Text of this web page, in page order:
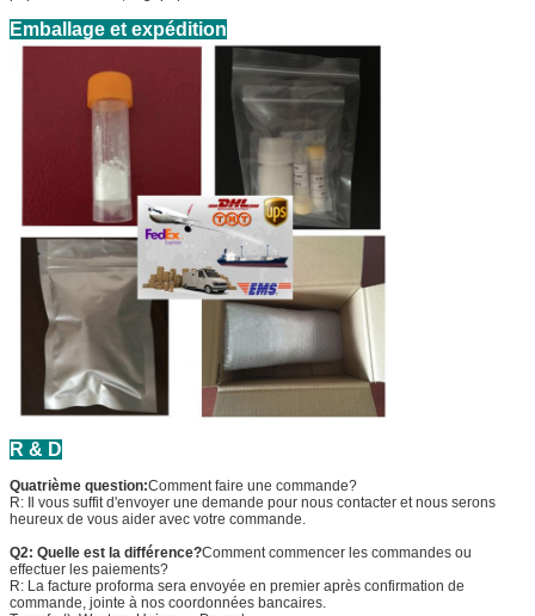
Emballage et expédition
R & D
Quatrième question:Comment faire une commande?
R: Il vous suffit d'envoyer une demande pour nous contacter et nous serons
heureux de vous aider avec votre commande.
Q2: Quelle est la différence?Comment commencer les commandes ou
effectuer les paiements?
R: La facture proforma sera envoyée en premier après confirmation de
commande, jointe à nos coordonnées bancaires.